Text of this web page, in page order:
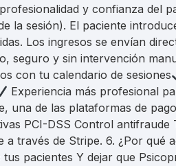
y confianza del
la sesión). El paciente
Los ingresos se envían
seguro y sin intervención
con tu calendario de sesiones
Experiencia más profesional
de las plataformas de
PCI-DSS Control
través de Stripe. 6. ¿Por
tus pacientes Y dejar que